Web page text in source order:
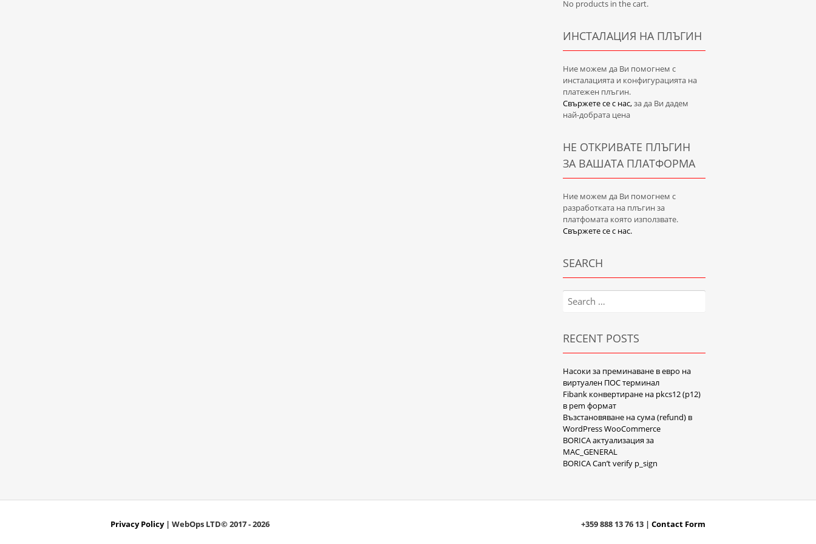
No products in the cart.
ИНСТАЛАЦИЯ НА ПЛЪГИН
Ние можем да Ви помогнем с
инсталацията и конфигурацията на
платежен плъгин.
Свържете се с нас,за да Ви дадем
най-добрата цена
НЕ ОТКРИВАТЕ ПЛЪГИН
ЗА ВАШАТА ПЛАТФОРМА
Ние можем да Ви помогнем с
разработката на плъгин за
платфомата която използвате.
Свържете се с нас.
SEARCH
Search
for:
RECENT POSTS
Насоки за преминаване в евро на
виртуален ПОС терминал
Fibank конвертиране на pkcs12 (p12)
в pem формат
Възстановяване на сума (refund) в
WordPress WooCommerce
BORICA актуализация за
MAC_GENERAL
BORICA Can’t verify p_sign
Privacy Policy| WebOps LTD© 2017 - 2026 +359 888 13 76 13 | Contact Form